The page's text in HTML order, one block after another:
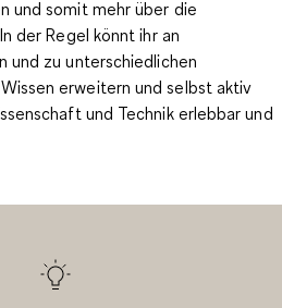
und somit mehr über die
der Regel könnt ihr an
und zu unterschiedlichen
erweitern und selbst aktiv
und Technik erlebbar und